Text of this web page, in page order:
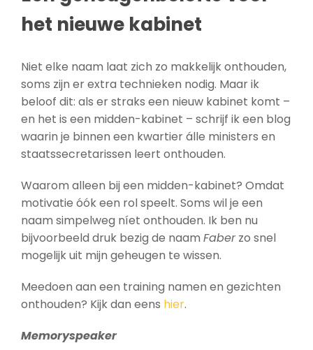
het nieuwe kabinet
Niet elke naam laat zich zo makkelijk onthouden,
soms zijn er extra technieken nodig. Maar ik
beloof dit: als er straks een nieuw kabinet komt –
en het is een midden-kabinet – schrijf ik een blog
waarin je binnen een kwartier álle ministers en
staatssecretarissen leert onthouden.
Waarom alleen bij een midden-kabinet? Omdat
motivatie óók een rol speelt. Soms wil je een
naam simpelweg níet onthouden. Ik ben nu
bijvoorbeeld druk bezig de naam Faberzo snel
mogelijk uit mijn geheugen te wissen.
Meedoen aan een training namen en gezichten
onthouden? Kijk dan eens hier.
Memoryspeaker